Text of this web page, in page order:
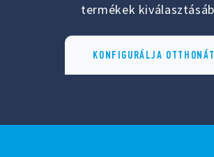
termékek
KONFIGURÁLJA